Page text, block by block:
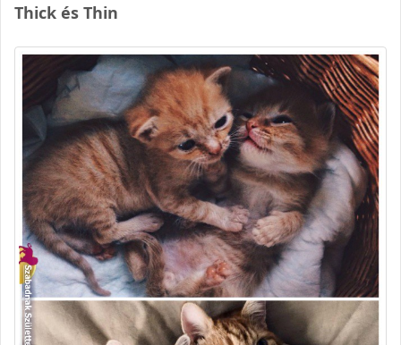
Thick és Thin